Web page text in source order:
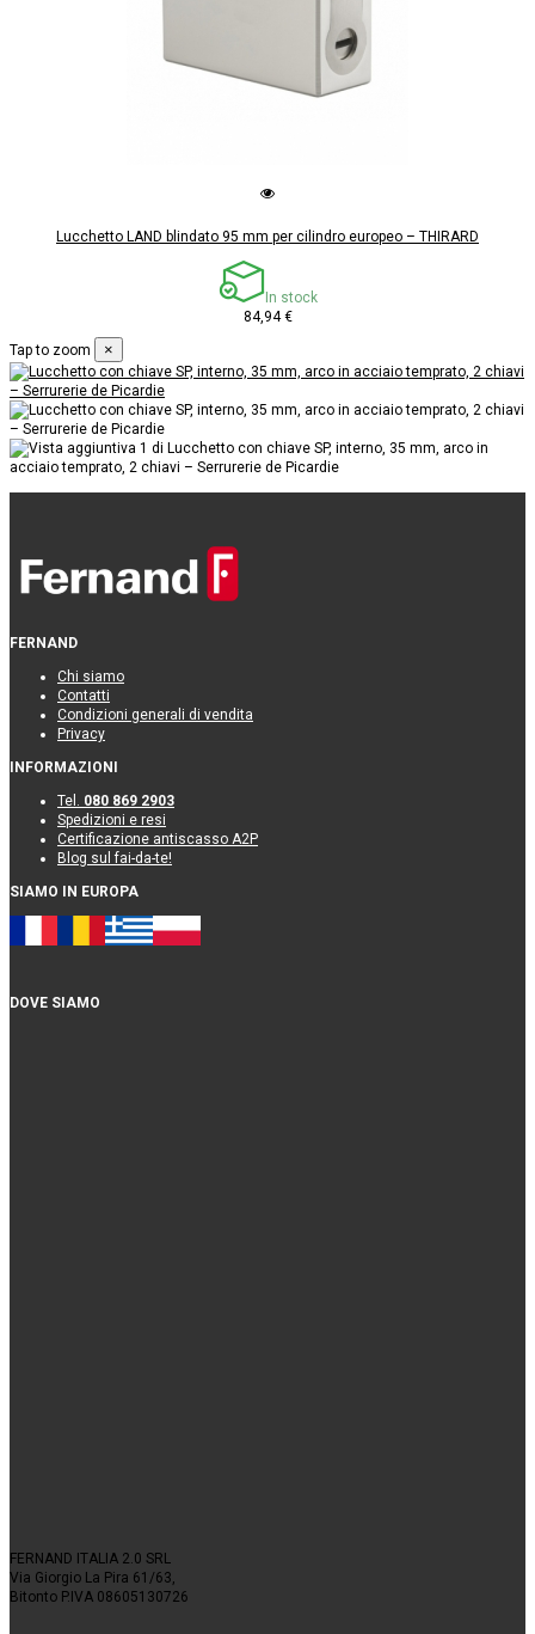
Lucchetto LAND blindato 95 mm per cilindro europeo – THIRARD
In stock
84,94 €
Tap to zoom
×
FERNAND
Chi siamo
Contatti
Condizioni generali di vendita
Privacy
INFORMAZIONI
Tel. 080 869 2903
Spedizioni e resi
Certificazione antiscasso A2P
Blog sul fai-da-te!
SIAMO IN EUROPA
DOVE SIAMO
FERNAND ITALIA 2.0 SRL
Via Giorgio La Pira 61/63,
Bitonto P.IVA 08605130726